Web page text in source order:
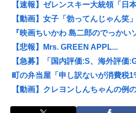
【速報】ゼレンスキー大統領「日
【動画】女子「勃ってんじゃん笑
『映画ちいかわ 島二郎のでっかい
【悲報】Mrs. GREEN APPL...
【急募】「国内評価:S、海外評価
町の弁当屋「申し訳ないが消費税
【動画】クレヨンしんちゃんの例